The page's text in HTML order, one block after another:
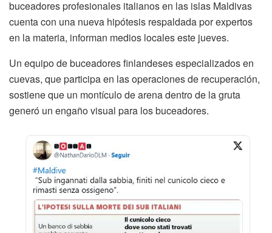
buceadores profesionales italianos en las islas Maldivas
cuenta con una nueva hipótesis respaldada por expertos
en la materia, informan medios locales este jueves.
Un equipo de buceadores finlandeses especializados en
cuevas, que participa en las operaciones de recuperación,
sostiene que un montículo de arena dentro de la gruta
generó un engaño visual para los buceadores.